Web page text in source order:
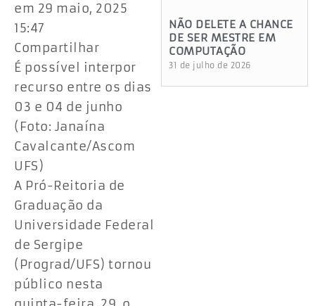
em 29 maio, 2025
15:47
Compartilhar
É possível interpor
recurso entre os dias
03 e 04 de junho
(Foto: Janaína
Cavalcante/Ascom
UFS)
A Pró-Reitoria de
Graduação da
Universidade Federal
de Sergipe
(Prograd/UFS) tornou
público nesta
NÃO DELETE A CHANCE
DE SER MESTRE EM
COMPUTAÇÃO
31 de julho de 2026